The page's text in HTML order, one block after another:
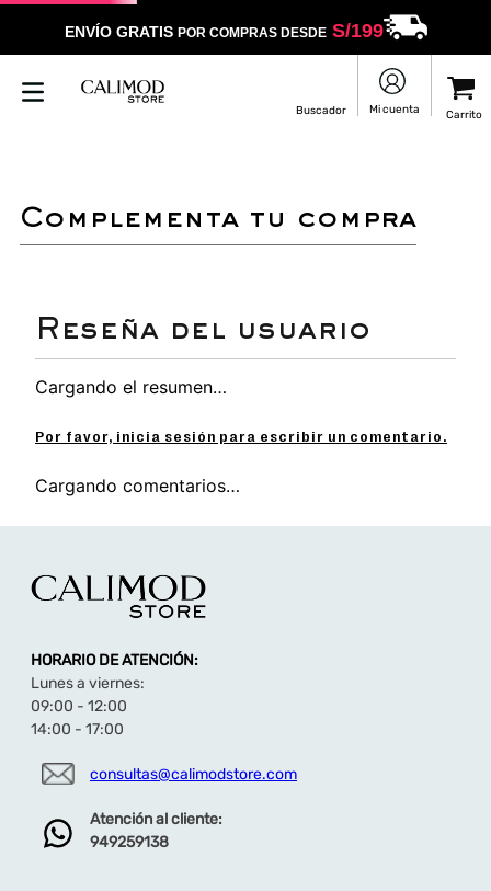
ENVÍO GRATIS POR COMPRAS DESDES/199
complementa tu compra
Cargando el resumen…
Por favor, inicia sesión para escribir un comentario.
Cargando comentarios…
HORARIO DE ATENCIÓN:
Lunes a viernes:
09:00 - 12:00
14:00 - 17:00
consultas@calimodstore.com
Atención al cliente:
949259138